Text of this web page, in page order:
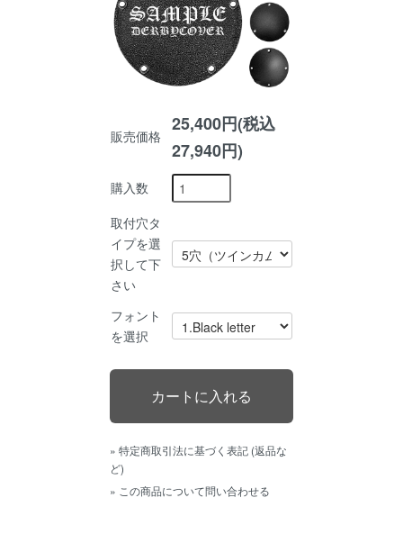
販売価格
25,400円(税込
27,940円)
購入数
取付穴タ
イプを選
択して下
さい
フォント
を選択
» 特定商取引法に基づく表記 (返品な
ど)
» この商品について問い合わせる